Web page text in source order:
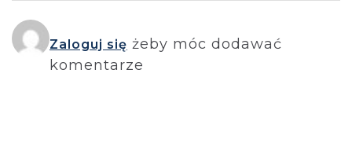
Zaloguj się żeby móc dodawać
komentarze